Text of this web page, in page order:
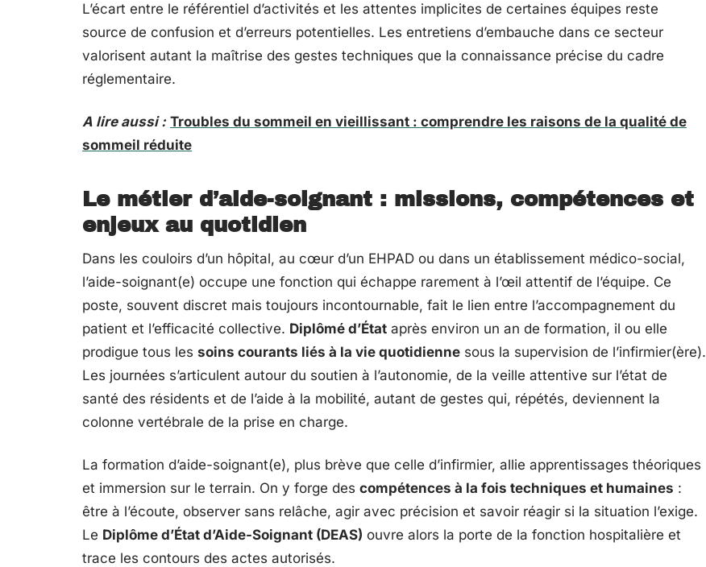
L’écart entre le référentiel d’activités et les attentes implicites de certaines équipes reste
source de confusion et d’erreurs potentielles. Les entretiens d’embauche dans ce secteur
valorisent autant la maîtrise des gestes techniques que la connaissance précise du cadre
réglementaire.
A lire aussi : Troubles du sommeil en vieillissant : comprendre les raisons de la qualité de
sommeil réduite
Le métier d’aide-soignant : missions, compétences et
enjeux au quotidien
Dans les couloirs d’un hôpital, au cœur d’un EHPAD ou dans un établissement médico-social,
l’aide-soignant(e) occupe une fonction qui échappe rarement à l’œil attentif de l’équipe. Ce
poste, souvent discret mais toujours incontournable, fait le lien entre l’accompagnement du
patient et l’efficacité collective. Diplômé d’État après environ un an de formation, il ou elle
prodigue tous les soins courants liés à la vie quotidienne sous la supervision de l’infirmier(ère).
Les journées s’articulent autour du soutien à l’autonomie, de la veille attentive sur l’état de
santé des résidents et de l’aide à la mobilité, autant de gestes qui, répétés, deviennent la
colonne vertébrale de la prise en charge.
La formation d’aide-soignant(e), plus brève que celle d’infirmier, allie apprentissages théoriques
et immersion sur le terrain. On y forge des compétences à la fois techniques et humaines :
être à l’écoute, observer sans relâche, agir avec précision et savoir réagir si la situation l’exige.
Le Diplôme d’État d’Aide-Soignant (DEAS) ouvre alors la porte de la fonction hospitalière et
trace les contours des actes autorisés.